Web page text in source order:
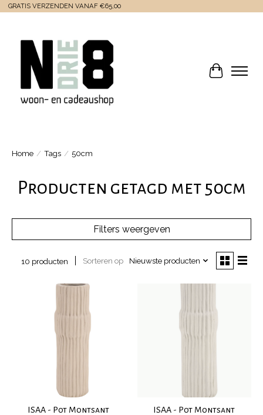
GRATIS VERZENDEN VANAF €65,00
Home / Tags / 50cm
Producten getagd met 50cm
Filters weergeven
10 producten Sorteren op Nieuwste producten
ISAA - Pot Montsant
ISAA - Pot Montsant